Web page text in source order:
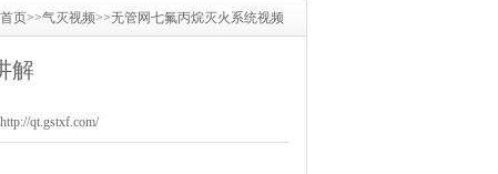
首页>>气灭视频>>无管网七氟丙烷灭火系统视频
解
qt.gstxf.com/